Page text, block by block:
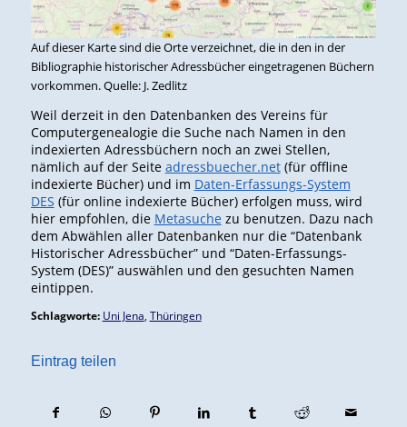
Auf dieser Karte sind die Orte verzeichnet, die in den in der
Bibliographie historischer Adressbücher eingetragenen Büchern
vorkommen. Quelle: J. Zedlitz
Weil derzeit in den Datenbanken des Vereins für
Computergenealogie die Suche nach Namen in den
indexierten Adressbüchern noch an zwei Stellen,
nämlich auf der Seite adressbuecher.net(für offline
indexierte Bücher) und im Daten-Erfassungs-System
DES (für online indexierte Bücher) erfolgen muss, wird
hier empfohlen, die Metasuche zu benutzen. Dazu nach
dem Abwählen aller Datenbanken nur die “Datenbank
Historischer Adressbücher” und “Daten-Erfassungs-
System (DES)” auswählen und den gesuchten Namen
eintippen.
Schlagworte: Uni Jena, Thüringen
Eintrag teilen